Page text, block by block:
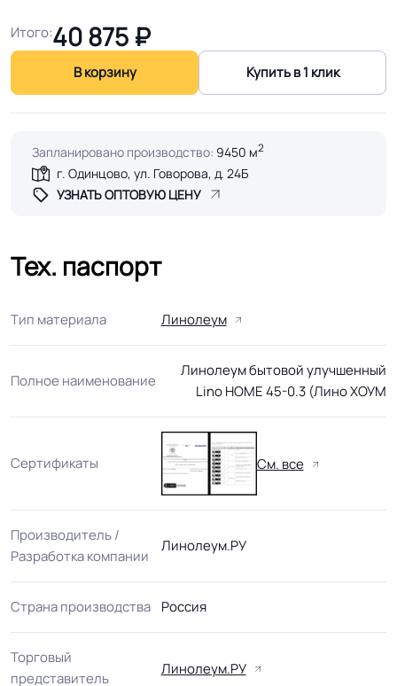
Итого:40 875 ₽
В корзину Купить в 1 клик
Запланировано производство: 9450 м2
г. Одинцово, ул. Говорова, д. 24Б
УЗНАТЬ ОПТОВУЮ ЦЕНУ
Тех. паспорт
Тип материала Линолеум
Полное наименование
Линолеум бытовой улучшенный
Lino HOME 45-0.3 (Лино ХОУМ
Сертификаты См. все
Производитель /
Разработка компании
Линолеум.РУ
Страна производства Россия
Торговый
представитель
Линолеум.РУ